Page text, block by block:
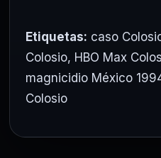
Etiquetas: caso
Colosio, HBO Max
magnicidio México
Colosio